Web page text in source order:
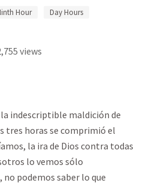
Hour
Day Hours
views
indescriptible maldición de
tres horas se comprimió el
la ira de Dios contra todas
lo vemos sólo
podemos saber lo que